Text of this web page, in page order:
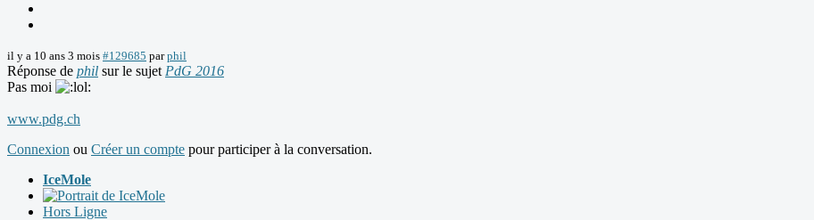
il y a 10 ans 3 mois #129685 parphil
Réponse de phil sur le sujet PdG 2016
Pas moi
www.pdg.ch
Connexion ou Créer un compte pour participer à la conversation.
IceMole
Hors Ligne